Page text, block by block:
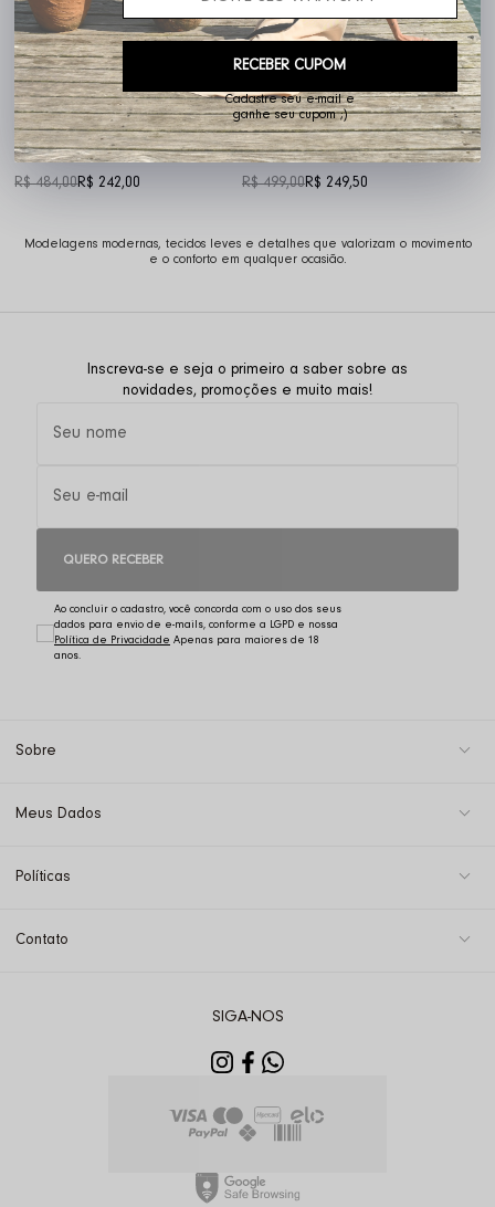
Vestido Cindy
R$ 484,00R$ 242,00
Vestido Bia
R$ 499,00R$ 249,50
Modelagens modernas, tecidos leves e detalhes que valorizam o movimento
e o conforto em qualquer ocasião.
Inscreva-se e seja o primeiro a saber sobre as
novidades, promoções e muito mais!
QUERO RECEBER
Ao concluir o cadastro, você concorda com o uso dos seus
dados para envio de e-mails, conforme a LGPD e nossa
Política de Privacidade
Sobre
Meus Dados
Políticas
Contato
SIGA-NOS
Cadastre seu e-mail e
ganhe seu cupom ;)
RECEBER CUPOM